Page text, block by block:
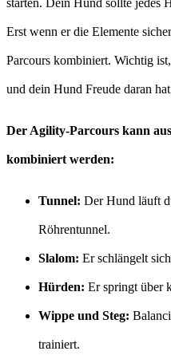
starten. Dein Hund sollte jedes
Erst wenn er die Elemente
Parcours kombiniert. Wichtig
und dein Hund Freude daran
Der Agility-Parcours kann
kombiniert werden:
Tunnel: Der Hund läuft
Röhrentunnel.
Slalom: Er schlängelt
Hürden: Er springt über
Wippe und Steg:
trainiert.